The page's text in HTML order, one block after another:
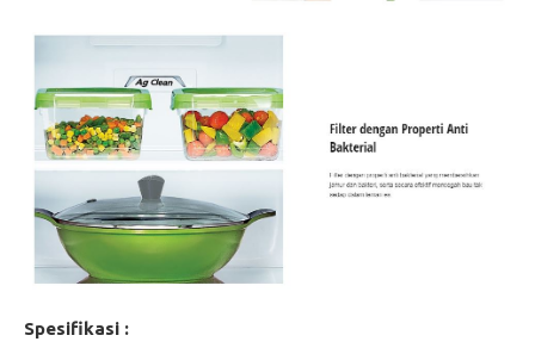
Spesifikasi :